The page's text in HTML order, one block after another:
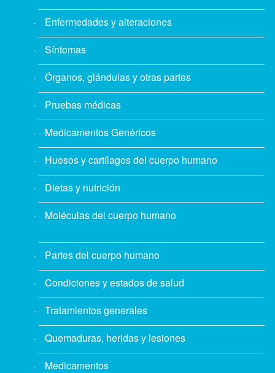
Enfermedades y alteraciones
Síntomas
Órganos, glándulas y otras partes
Pruebas médicas
Medicamentos Genéricos
Huesos y cartílagos del cuerpo humano
Dietas y nutrición
Moléculas del cuerpo humano
Partes del cuerpo humano
Condiciones y estados de salud
Tratamientos generales
Quemaduras, heridas y lesiones
Medicamentos